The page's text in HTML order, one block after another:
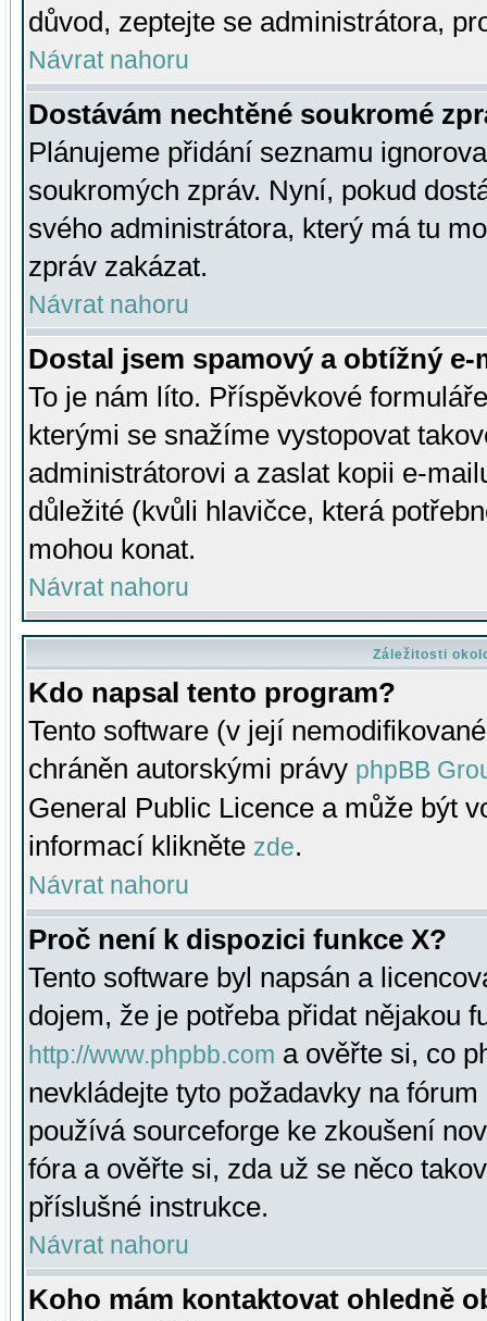
důvod, zeptejte se administrátora,
Návrat nahoru
Dostávám nechtěné soukromé
Plánujeme přidání seznamu
soukromých zpráv. Nyní, pokud
svého administrátora, který má tu
zpráv zakázat.
Návrat nahoru
Dostal jsem spamový a obtížný
To je nám líto. Příspěvkové
kterými se snažíme vystopovat
administrátorovi a zaslat kopii e-
důležité (kvůli hlavičce, která
mohou konat.
Návrat nahoru
Záležitosti
Kdo napsal tento program?
Tento software (v její
chráněn autorskými právy phpBB
General Public Licence a může být
informací klikněte zde.
Návrat nahoru
Proč není k dispozici funkce X?
Tento software byl napsán a
dojem, že je potřeba přidat nějakou
http://www.phpbb.com a ověřte si, co
nevkládejte tyto požadavky na
používá sourceforge ke zkoušení
fóra a ověřte si, zda už se něco
příslušné instrukce.
Návrat nahoru
Koho mám kontaktovat ohledně